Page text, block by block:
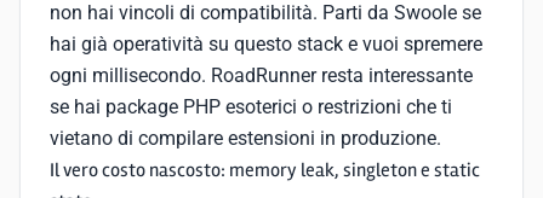
non hai vincoli di compatibilità. Parti da Swoole se
hai già operatività su questo stack e vuoi spremere
ogni millisecondo. RoadRunner resta interessante
se hai package PHP esoterici o restrizioni che ti
vietano di compilare estensioni in produzione.
Il vero costo nascosto: memory leak, singleton e static